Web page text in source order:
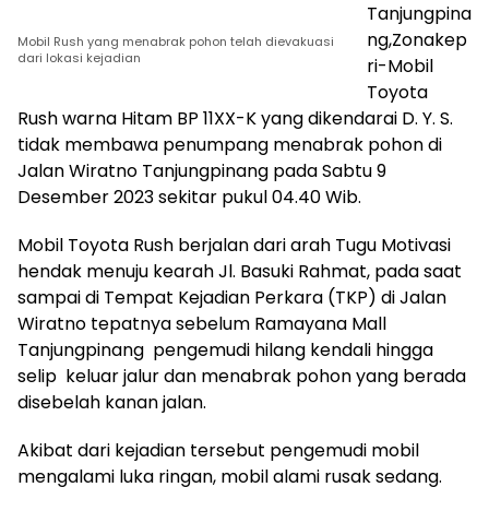
Mobil Rush yang menabrak pohon telah dievakuasi
dari lokasi kejadian
Tanjungpina
ng,Zonakep
ri-Mobil
Toyota
Rush warna Hitam BP 11XX-K yang dikendarai D. Y. S.
tidak membawa penumpang menabrak pohon di
Jalan Wiratno Tanjungpinang pada Sabtu 9
Desember 2023 sekitar pukul 04.40 Wib.
Mobil Toyota Rush berjalan dari arah Tugu Motivasi
hendak menuju kearah Jl. Basuki Rahmat, pada saat
sampai di Tempat Kejadian Perkara (TKP) di Jalan
Wiratno tepatnya sebelum Ramayana Mall
Tanjungpinang pengemudi hilang kendali hingga
selip keluar jalur dan menabrak pohon yang berada
disebelah kanan jalan.
Akibat dari kejadian tersebut pengemudi mobil
mengalami luka ringan, mobil alami rusak sedang.